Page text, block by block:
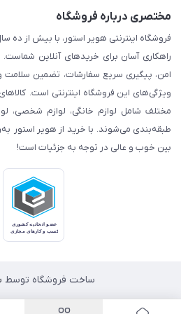
مختصری درباره فروشگاه
فروشگاه اینترنتی هویر استور، با بیش از ده
راهکاری آسان برای خریدهای آنلاین شماست.
امن، پیگیری سریع سفارشات، تضمین سلامت
ویژگی‌های این فروشگاه اینترنتی است.
مختلف شامل لوازم خانگی، لوازم شخصی،
طبقه‌بندی می‌شوند. با خرید از هویر استور
بین خوب و عالی در توجه به جزئیات است!
ساخت فروشگاه توسط